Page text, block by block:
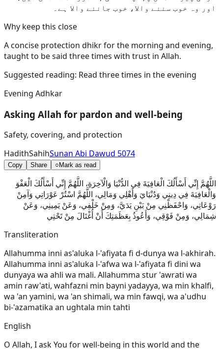
اور وہ خوب سننے والا، خوب جاننے والا ہے۔
Why keep this close
A concise protection dhikr for the morning and evening,
taught to be said three times with trust in Allah.
Suggested reading: Read three times in the evening
Evening Adhkar
Asking Allah for pardon and well-being
Safety, covering, and protection
HadithSahihSunan Abi Dawud 5074
Copy Share ○ Mark as read
اللَّهُمَّ إِنِّي أَسْأَلُكَ الْعَافِيَةَ فِي الدُّنْيَا وَالْآخِرَةِ، اللَّهُمَّ إِنِّي أَسْأَلُكَ الْعَفْوَ
وَالْعَافِيَةَ فِي دِينِي وَدُنْيَايَ وَأَهْلِي وَمَالِي، اللَّهُمَّ اسْتُرْ عَوْرَاتِي وَآمِنْ
رَوْعَاتِي، وَاحْفَظْنِي مِنْ بَيْنِ يَدَيَّ، وَمِنْ خَلْفِي، وَعَنْ يَمِينِي، وَعَنْ
شِمَالِي، وَمِنْ فَوْقِي، وَأَعُوذُ بِعَظَمَتِكَ أَنْ أُغْتَالَ مِنْ تَحْتِي
Transliteration
Allahumma inni as'aluka l-'afiyata fi d-dunya wa l-akhirah.
Allahumma inni as'aluka l-'afwa wa l-'afiyata fi dini wa
dunyaya wa ahli wa mali. Allahumma stur 'awrati wa
amin raw'ati, wahfazni min bayni yadayya, wa min khalfi,
wa 'an yamini, wa 'an shimali, wa min fawqi, wa a'udhu
bi-'azamatika an ughtala min tahti
English
O Allah, I ask You for well-being in this world and the